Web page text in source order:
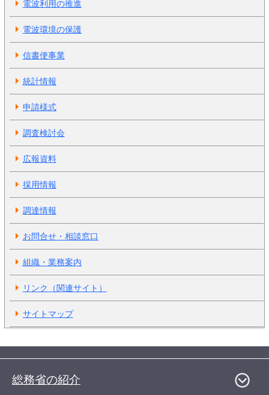
電波利用の推進
電波環境の保護
信書便事業
統計情報
申請様式
調査検討会
広報資料
採用情報
調達情報
お問合せ・相談窓口
組織・業務案内
リンク（関連サイト）
サイトマップ
総務省の紹介